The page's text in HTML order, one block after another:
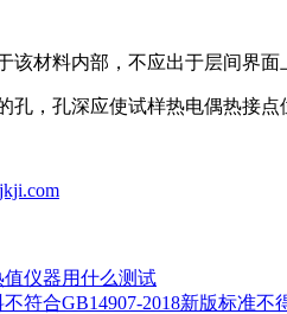
材料内部，不应出于层间界面
，孔深应使试样热电偶热接点
仪器用什么测试
符合GB14907-2018新版标准不